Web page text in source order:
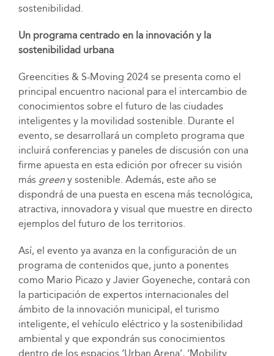
sostenibilidad.
Un programa centrado en la innovación y la
sostenibilidad urbana
Greencities & S-Moving 2024 se presenta como el
principal encuentro nacional para el intercambio de
conocimientos sobre el futuro de las ciudades
inteligentes y la movilidad sostenible. Durante el
evento, se desarrollará un completo programa que
incluirá conferencias y paneles de discusión con una
firme apuesta en esta edición por ofrecer su visión
más greeny sostenible. Además, este año se
dispondrá de una puesta en escena más tecnológica,
atractiva, innovadora y visual que muestre en directo
ejemplos del futuro de los territorios.
Así, el evento ya avanza en la configuración de un
programa de contenidos que, junto a ponentes
como Mario Picazo y Javier Goyeneche, contará con
la participación de expertos internacionales del
ámbito de la innovación municipal, el turismo
inteligente, el vehículo eléctrico y la sostenibilidad
ambiental y que expondrán sus conocimientos
dentro de los espacios ‘Urban Arena’, ‘Mobility